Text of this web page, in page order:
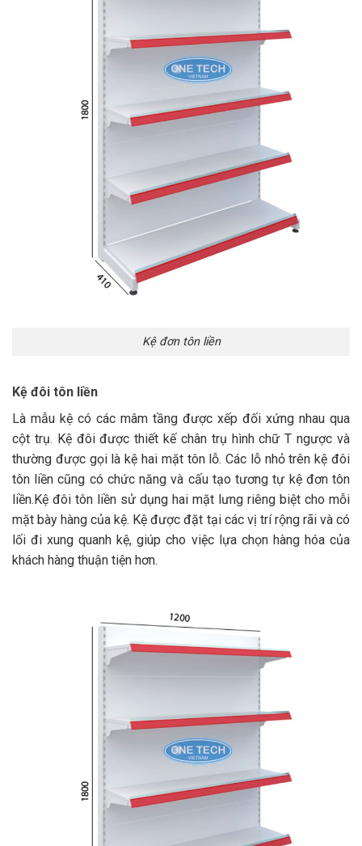
Kệ đơn tôn liền
Kệ đôi tôn liền
Là mẫu kệ có các mâm tầng được xếp đối xứng nhau qua
cột trụ. Kệ đôi được thiết kế chân trụ hình chữ T ngược và
thường được gọi là kệ hai mặt tôn lỗ. Các lỗ nhỏ trên kệ đôi
tôn liền cũng có chức năng và cấu tạo tương tự kệ đơn tôn
liền.Kệ đôi tôn liền sử dụng hai mặt lưng riêng biệt cho mỗi
mặt bày hàng của kệ. Kệ được đặt tại các vị trí rộng rãi và có
lối đi xung quanh kệ, giúp cho việc lựa chọn hàng hóa của
khách hàng thuận tiện hơn.